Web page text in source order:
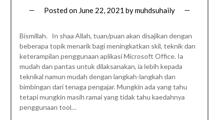
Posted on June 22, 2021 bymuhdsuhaily
Bismillah. In shaa Allah, tuan/puan akan disajikan dengan
beberapa topik menarik bagi meningkatkan skil, teknik dan
keterampilan penggunaan aplikasi Microsoft Office. Ia
mudah dan pantas untuk dilaksanakan, ia lebih kepada
teknikal namun mudah dengan langkah-langkah dan
bimbingan dari tenaga pengajar. Mungkin ada yang tahu
tetapi mungkin masih ramai yang tidak tahu kaedahnya
penggunaan tool…